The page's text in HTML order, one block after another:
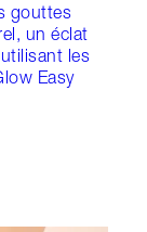
gouttes
un éclat
les
Easy